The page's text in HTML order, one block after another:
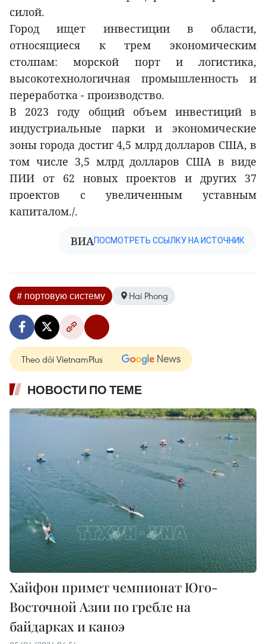
силой.
Город ищет инвестиции в области,
относящиеся к трем экономическим
столпам: морской порт и логистика,
высокотехнологичная промышленность и
переработка - производство.
В 2023 году общий объем инвестиций в
индустриальные парки и экономические
зоны города достиг 4,5 млрд долларов США, в
том числе 3,5 млрд долларов США в виде
ПИИ от 62 новых проектов и других 37
проектов с увеличенным уставным
капиталом./.
ВИАПОСМОТРЕТЬ ССЫЛКУ НА ИСТОЧНИК
# портовую систему Hai Phong
Theo dõi VietnamPlus
НОВОСТИ ПО ТЕМЕ
Хайфон примет чемпионат Юго-
Восточной Азии по гребле на
байдарках и каноэ